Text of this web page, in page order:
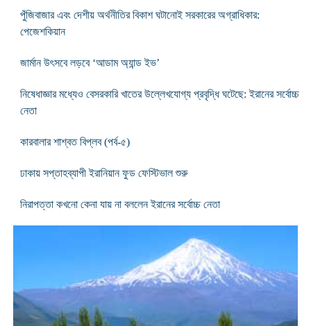
পুঁজিবাজার এবং দেশীয় অর্থনীতির বিকাশ ঘটানোই সরকারের অগ্রাধিকার:
পেজেশকিয়ান
জার্মান উৎসবে লড়বে ‘আডাম অ্যান্ড ইভ’
নিষেধাজ্ঞার মধ্যেও বেসরকারি খাতের উল্লেখযোগ্য প্রবৃদ্ধি ঘটেছে: ইরানের সর্বোচ্চ
নেতা
কারবালার শাশ্বত বিপ্লব (পর্ব-৫)
ঢাকায় সপ্তাহব্যাপী ইরানিয়ান ফুড ফেস্টিভাল শুরু
নিরাপত্তা কখনো কেনা যায় না বললেন ইরানের সর্বোচ্চ নেতা